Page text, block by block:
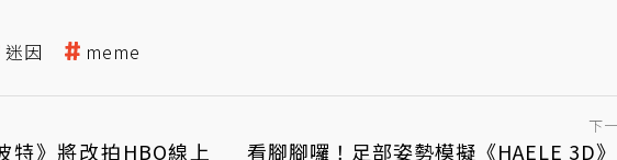
迷因 meme
特》將改拍HBO線上
下
看腳腳囉！足部姿勢模擬《HAELE 3D